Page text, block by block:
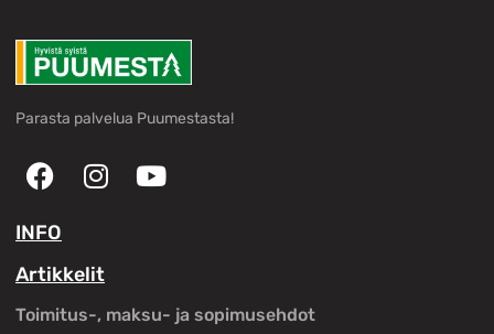
Parasta palvelua Puumestasta!
INFO
Artikkelit
Toimitus-, maksu- ja sopimusehdot